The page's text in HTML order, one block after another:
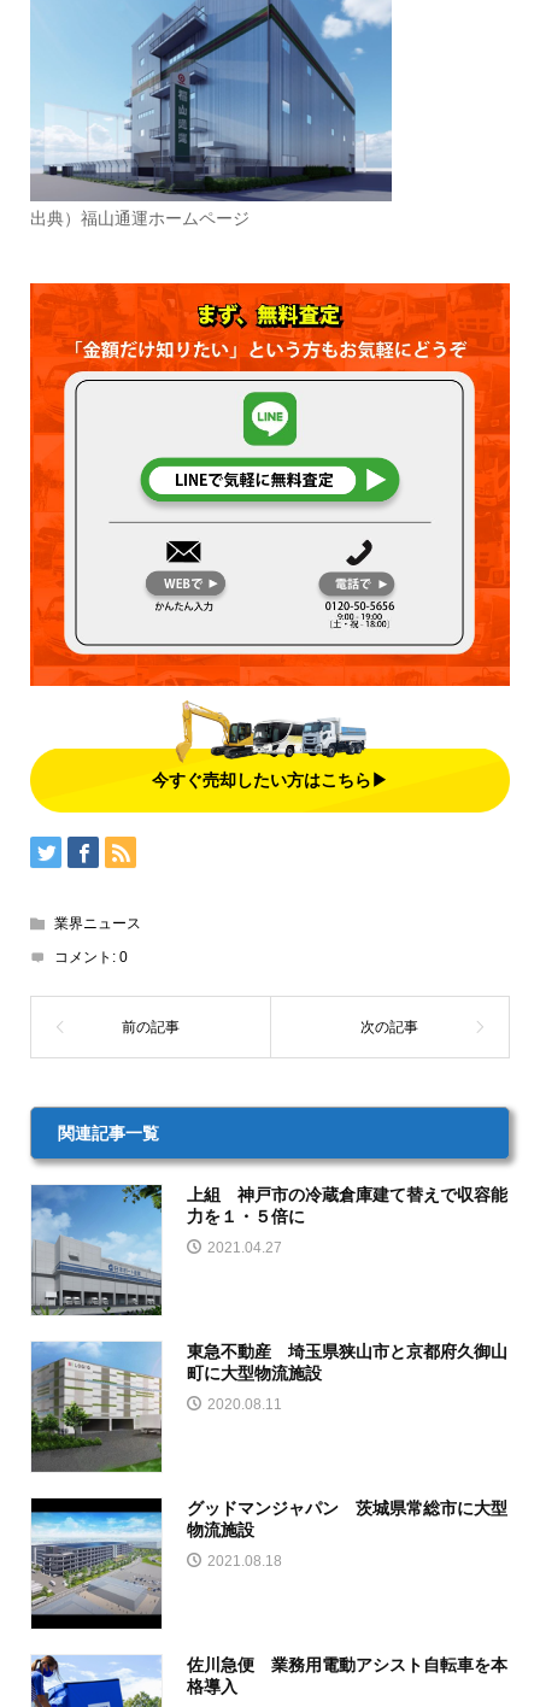
出典）福山通運ホームページ
今すぐ売却したい方はこちら▶
業界ニュース
コメント: 0
関連記事一覧
上組 神戸市の冷蔵倉庫建て替えで収容能
力を１・５倍に
2021.04.27
東急不動産 埼玉県狭山市と京都府久御山
町に大型物流施設
2020.08.11
グッドマンジャパン 茨城県常総市に大型
物流施設
2021.08.18
佐川急便 業務用電動アシスト自転車を本
格導入